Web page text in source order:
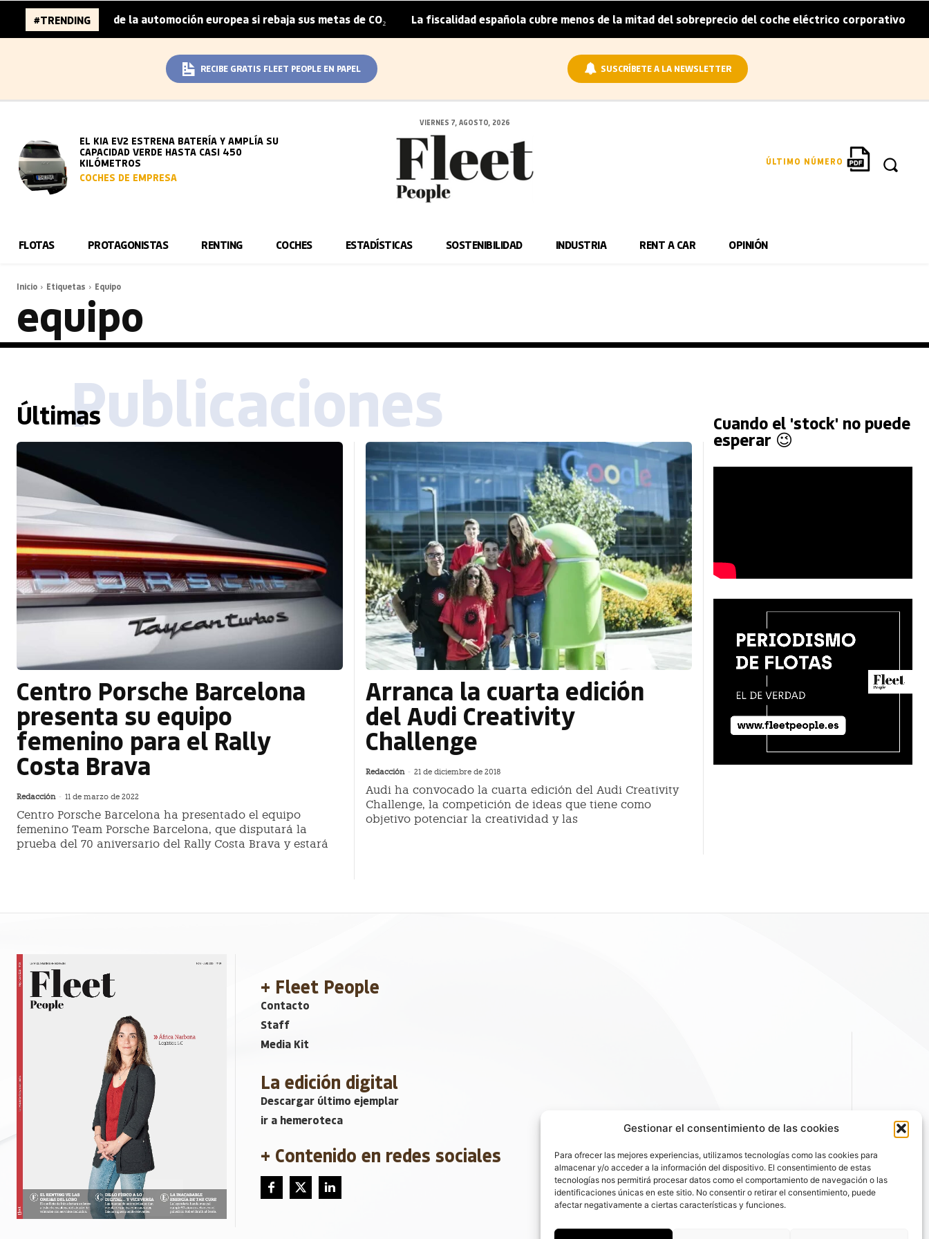
Gestionar el consentimiento de las cookies
Para ofrecer las mejores experiencias, utilizamos tecnologías como las cookies para
almacenar y/o acceder a la información del dispositivo. El consentimiento de estas
tecnologías nos permitirá procesar datos como el comportamiento de navegación o las
identificaciones únicas en este sitio. No consentir o retirar el consentimiento, puede
afectar negativamente a ciertas características y funciones.
#TRENDING
96.000 millones de la automoción europea si rebaja sus metas de CO₂ | La fiscalidad española cubre menos de la mitad del sobreprecio del coche eléctrico corporativo |
RECIBE GRATIS FLEET PEOPLE EN PAPEL SUSCRÍBETE A LA NEWSLETTER
EL KIA EV2 ESTRENA BATERÍA Y AMPLÍA SU
CAPACIDAD VERDE HASTA CASI 450
KILÓMETROS
COCHES DE EMPRESA
VIERNES 7, AGOSTO, 2026
ÚLTIMO NÚMERO
FLOTAS PROTAGONISTAS RENTING COCHES ESTADÍSTICAS SOSTENIBILIDAD INDUSTRIA RENT A CAR OPINIÓN
Inicio Etiquetas Equipo
equipo
ÚltimasPublicaciones
Centro Porsche Barcelona
presenta su equipo
femenino para el Rally
Costa Brava
Redacción - 11 de marzo de 2022
Centro Porsche Barcelona ha presentado el equipo
femenino Team Porsche Barcelona, que disputará la
prueba del 70 aniversario del Rally Costa Brava y estará
Arranca la cuarta edición
del Audi Creativity
Challenge
Redacción - 21 de diciembre de 2018
Audi ha convocado la cuarta edición del Audi Creativity
Challenge, la competición de ideas que tiene como
objetivo potenciar la creatividad y las
Cuando el 'stock' no puede
esperar 😉
+ Fleet People
Contacto
Staff
Media Kit
La edición digital
Descargar último ejemplar
ir a hemeroteca
+ Contenido en redes sociales